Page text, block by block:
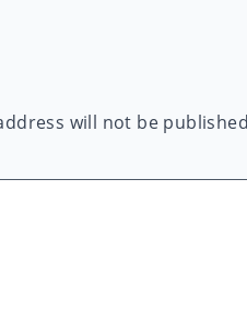
will not be